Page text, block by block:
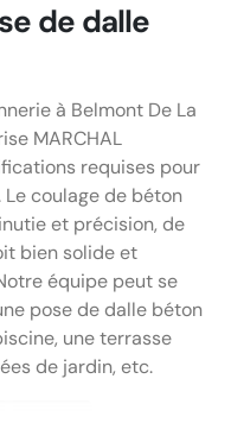
de dalle
à Belmont De La
MARCHAL
requises pour
coulage de béton
et précision, de
bien solide et
équipe peut se
pose de dalle béton
une terrasse
de jardin, etc.